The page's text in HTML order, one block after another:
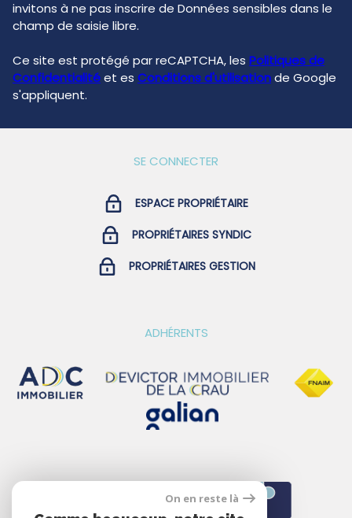
invitons à ne pas inscrire de Données sensibles dans le
champ de saisie libre.
Ce site est protégé par reCAPTCHA, les Politiques de
Confidentialitéet es Conditions d'utilisationde Google
s'appliquent.
SE CONNECTER
ESPACE PROPRIÉTAIRE
PROPRIÉTAIRES SYNDIC
PROPRIÉTAIRES GESTION
ADHÉRENTS
On en reste là